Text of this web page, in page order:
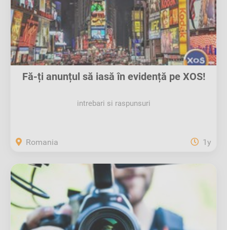
Fă-ți anunțul să iasă în evidență pe XOS!
intrebari si raspunsuri
Romania 1y